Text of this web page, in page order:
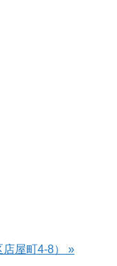
屋町4-8） »